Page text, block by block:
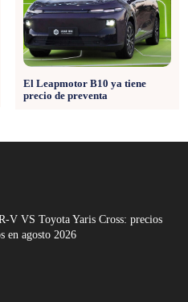
El Leapmotor B10 ya tiene
precio de preventa
V VS Toyota Yaris Cross: precios
en agosto 2026